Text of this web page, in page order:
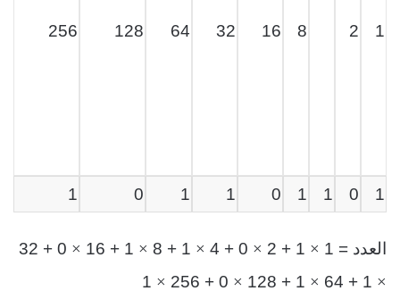
1
2
8
16
32
64
128
256
1
0
1
1
0
1
1
0
1
العدد = 1 ×
×
×
×
×
×
×
×
×